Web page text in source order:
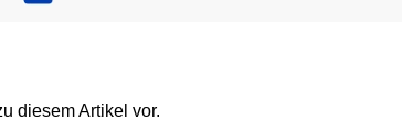
diesem Artikel vor.